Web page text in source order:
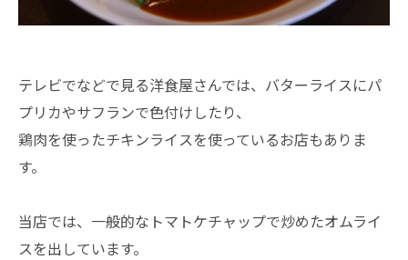
テレビでなどで見る洋食屋さんでは、バターライスにパ
プリカやサフランで色付けしたり、
鶏肉を使ったチキンライスを使っているお店もありま
す。
当店では、一般的なトマトケチャップで炒めたオムライ
スを出しています。